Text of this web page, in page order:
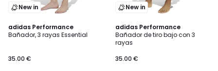
New in
adidas Performance
Bañador, 3 rayas Essential
35.00 €
4,9
/ 5
New in
adidas Performance
Bañador de tiro bajo con 3
rayas
35.00 €
5
/
5